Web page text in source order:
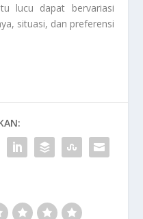
lucu dapat bervariasi
situasi, dan preferensi